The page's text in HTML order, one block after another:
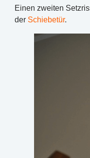
Einen zweiten
der Schiebetür.